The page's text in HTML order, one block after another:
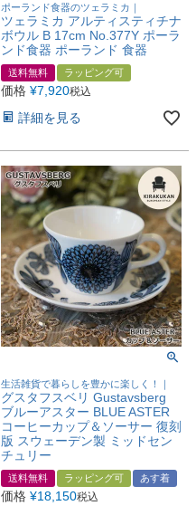
ポーランド食器のツェラミカ｜
ツェラミカ アルティスティチナ
ボウル B 17cm No.377Y ポーラ
ンド食器 ポーランド 食器
送料無料 ラッピング可
価格 ¥7,920税込
詳細を見る
生活雑貨で暮らしを豊かに楽しく！｜
グスタフスベリ Gustavsberg
ブルーアスター BLUE ASTER
コーヒーカップ＆ソーサー 復刻
版 スウェーデン製 ミッドセン
チュリー
送料無料 ラッピング可 あす着
価格 ¥18,150税込